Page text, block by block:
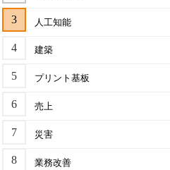
人工知能
建築
プリント基板
売上
災害
業務改善